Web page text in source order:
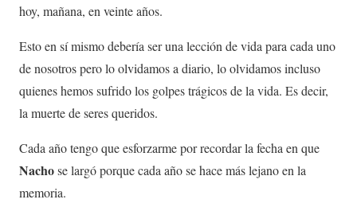
hoy, mañana, en veinte años.
Esto en sí mismo debería ser una lección de vida para cada uno
de nosotros pero lo olvidamos a diario, lo olvidamos incluso
quienes hemos sufrido los golpes trágicos de la vida. Es decir,
la muerte de seres queridos.
Cada año tengo que esforzarme por recordar la fecha en que
Nachose largó porque cada año se hace más lejano en la
memoria.